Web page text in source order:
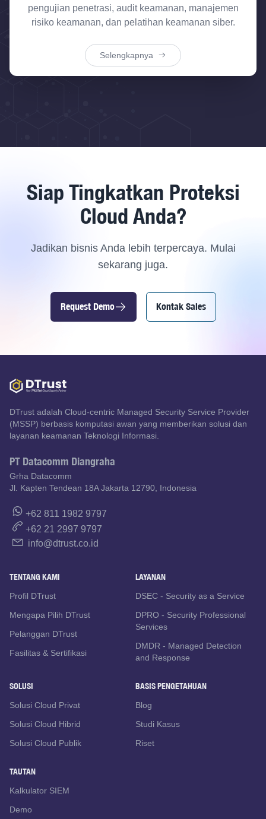
pengujian penetrasi, audit keamanan, manajemen
risiko keamanan, dan pelatihan keamanan siber.
Selengkapnya
Siap Tingkatkan Proteksi
Cloud Anda?
Jadikan bisnis Anda lebih terpercaya. Mulai
sekarang juga.
Request Demo Kontak Sales
DTrust adalah Cloud-centric Managed Security Service Provider
(MSSP) berbasis komputasi awan yang memberikan solusi dan
layanan keamanan Teknologi Informasi.
PT Datacomm Diangraha
Grha Datacomm
Jl. Kapten Tendean 18A Jakarta 12790, Indonesia
+62 811 1982 9797
+62 21 2997 9797
info@dtrust.co.id
TENTANG KAMI
Profil DTrust
Mengapa Pilih DTrust
Pelanggan DTrust
Fasilitas & Sertifikasi
LAYANAN
DSEC - Security as a Service
DPRO - Security Professional
Services
DMDR - Managed Detection
and Response
SOLUSI
Solusi Cloud Privat
Solusi Cloud Hibrid
Solusi Cloud Publik
BASIS PENGETAHUAN
Blog
Studi Kasus
Riset
TAUTAN
Kalkulator SIEM
Demo